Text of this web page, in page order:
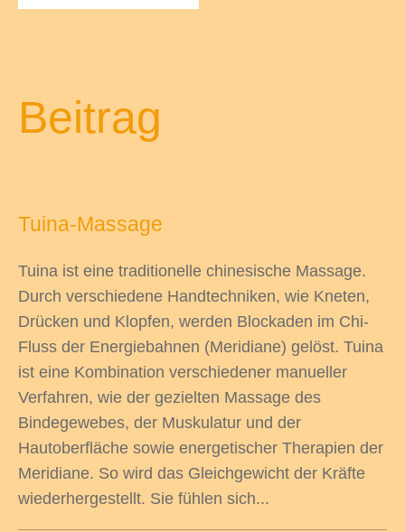
Beitrag
Tuina-Massage
Tuina ist eine traditionelle chinesische Massage.
Durch verschiedene Handtechniken, wie Kneten,
Drücken und Klopfen, werden Blockaden im Chi-
Fluss der Energiebahnen (Meridiane) gelöst. Tuina
ist eine Kombination verschiedener manueller
Verfahren, wie der gezielten Massage des
Bindegewebes, der Muskulatur und der
Hautoberfläche sowie energetischer Therapien der
Meridiane. So wird das Gleichgewicht der Kräfte
wiederhergestellt. Sie fühlen sich...